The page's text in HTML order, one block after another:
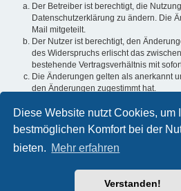
Diese Website nutzt Cookies, um
bestmöglichen Komfort bei der
bieten. Mehr erfahren
Verstanden!
Der Betreiber ist berechtigt, die
Datenschutzerklärung zu ändern. Die
Mail mitgeteilt.
Der Nutzer ist berechtigt, den
des Widerspruchs erlischt das
bestehende Vertragsverhältnis mit
Die Änderungen gelten als anerkannt
den Änderungen zugestimmt hat.
Informationen über den Umgang mit
in der Datenschutzerklärung enthalten.
Powered byphpBB® Forum